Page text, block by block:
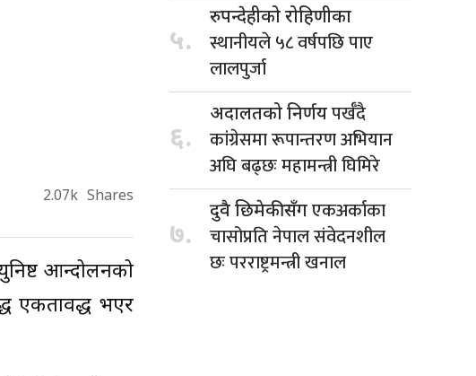
2.07k Shares
आन्दोलनको
एकतावद्ध भएर
५.
रुपन्देहीको रोहिणीका
स्थानीयले ५८ वर्षपछि पाए
लालपुर्जा
६.
अदालतको निर्णयपर्खँदै
कांग्रेसमा रूपान्तरण अभियान
अघि बढ्छः महामन्त्री घिमिरे
७.
दुवै छिमेकीसँगएकअर्काका
चासोप्रति नेपाल संवेदनशील
छः परराष्ट्रमन्त्री खनाल